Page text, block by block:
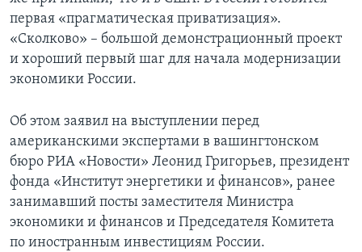
Языки
первая «прагматическая приватизация».
«Сколково» – большой демонстрационный проект
и хороший первый шаг для начала модернизации
экономики России.
Об этом заявил на выступлении перед
американскими экспертами в вашингтонском
бюро РИА «Новости» Леонид Григорьев, президент
фонда «Институт энергетики и финансов», ранее
занимавший посты заместителя Министра
экономики и финансов и Председателя Комитета
по иностранным инвестициям России.